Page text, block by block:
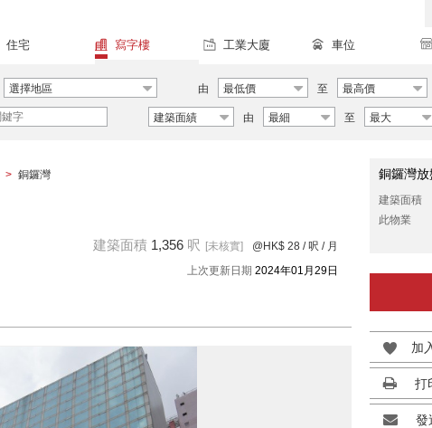
住宅 寫字樓 工業大廈 車位
選擇地區 由 最低價 至 最高價
建築面績 由 最細 至 最大
> 銅鑼灣
建築面積 1,356 呎 [未核實] @HK$ 28 / 呎 / 月
上次更新日期 2024年01月29日
銅鑼灣
建築面積
此物業
加
打
發